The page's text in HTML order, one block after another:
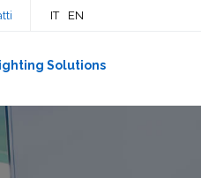
IT EN
Solutions